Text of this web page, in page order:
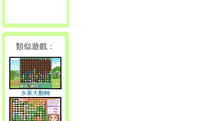
類似遊戲：
水果大翻轉